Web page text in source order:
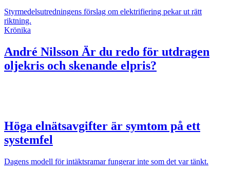
Styrmedelsutredningens förslag om elektrifiering pekar ut rätt
riktning.
Krönika
André Nilsson Är du redo för utdragen
oljekris och skenande elpris?
Höga elnätsavgifter är symtom på ett
systemfel
Dagens modell för intäktsramar fungerar inte som det var tänkt.